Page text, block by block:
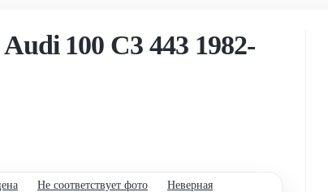
100 C3 443 1982-
Не соответствует фото
Неверная